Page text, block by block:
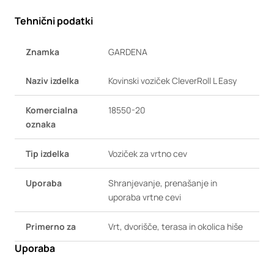
Tehnični podatki
Znamka GARDENA
Naziv izdelka Kovinski voziček CleverRoll L Easy
Komercialna
oznaka
18550-20
Tip izdelka Voziček za vrtno cev
Uporaba
Shranjevanje, prenašanje in
uporaba vrtne cevi
Primerno za Vrt, dvorišče, terasa in okolica hiše
Uporaba